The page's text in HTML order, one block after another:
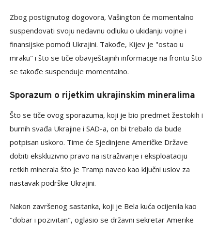
Zbog postignutog dogovora, Vašington će momentalno
suspendovati svoju nedavnu odluku o ukidanju vojne i
finansijske pomoći Ukrajini. Takođe, Kijev je "ostao u
mraku" i što se tiče obavještajnih informacije na frontu što
se takođe suspenduje momentalno.
Sporazum o rijetkim ukrajinskim mineralima
Što se tiče ovog sporazuma, koji je bio predmet žestokih i
burnih svađa Ukrajine i SAD-a, on bi trebalo da bude
potpisan uskoro. Time će Sjedinjene Američke Države
dobiti ekskluzivno pravo na istraživanje i eksploataciju
retkih minerala što je Tramp naveo kao ključni uslov za
nastavak podrške Ukrajini.
Nakon završenog sastanka, koji je Bela kuća ocijenila kao
"dobar i pozivitan", oglasio se državni sekretar Amerike